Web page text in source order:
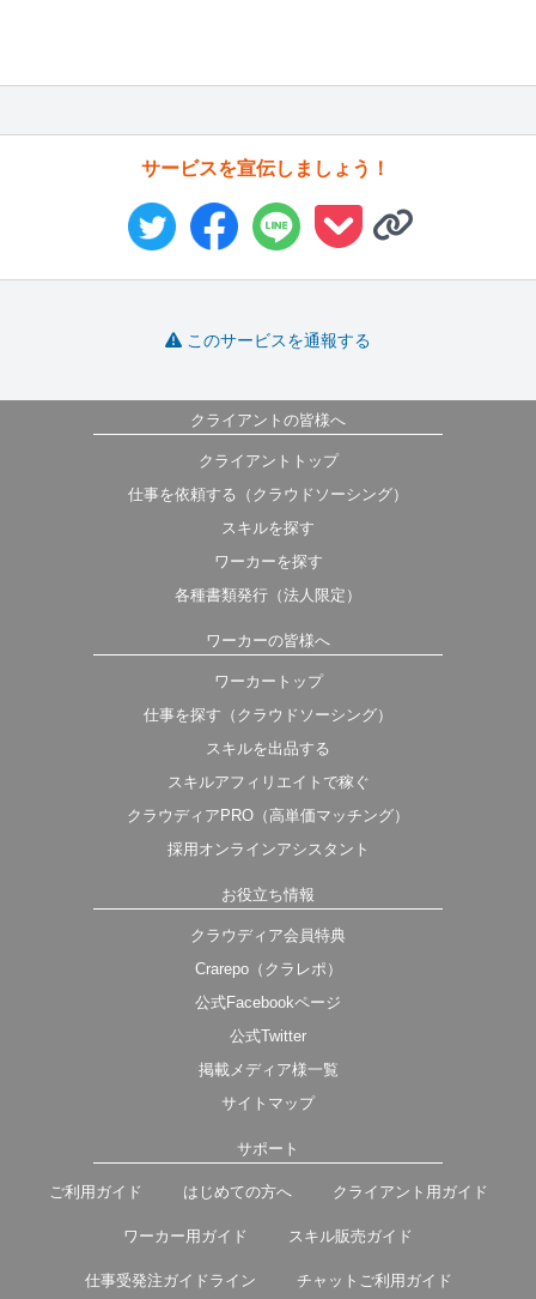
サービスを宣伝しましょう！
このサービスを通報する
クライアントの皆様へ
クライアントトップ
仕事を依頼する（クラウドソーシング）
スキルを探す
ワーカーを探す
各種書類発行（法人限定）
ワーカーの皆様へ
ワーカートップ
仕事を探す（クラウドソーシング）
スキルを出品する
スキルアフィリエイトで稼ぐ
クラウディアPRO（高単価マッチング）
採用オンラインアシスタント
お役立ち情報
クラウディア会員特典
Crarepo（クラレポ）
公式Facebookページ
公式Twitter
掲載メディア様一覧
サイトマップ
サポート
ご利用ガイド はじめての方へ クライアント用ガイド
ワーカー用ガイド スキル販売ガイド
仕事受発注ガイドライン チャットご利用ガイド